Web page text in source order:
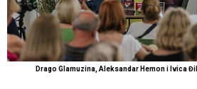
Drago Glamuzina, Aleksandar Hemon i Ivica